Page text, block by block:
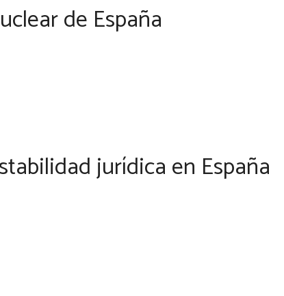
de España
jurídica en España